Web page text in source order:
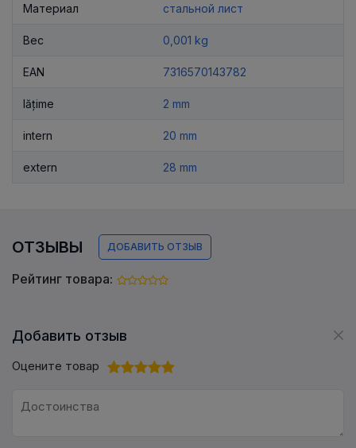
Материал стальной лист
Вес 0,001 kg
EAN 7316570143782
lățime 2 mm
intern 20 mm
extern 28 mm
ОТЗЫВЫ ДОБАВИТЬ ОТЗЫВ
Рейтинг товара:
Добавить отзыв
Оцените товар